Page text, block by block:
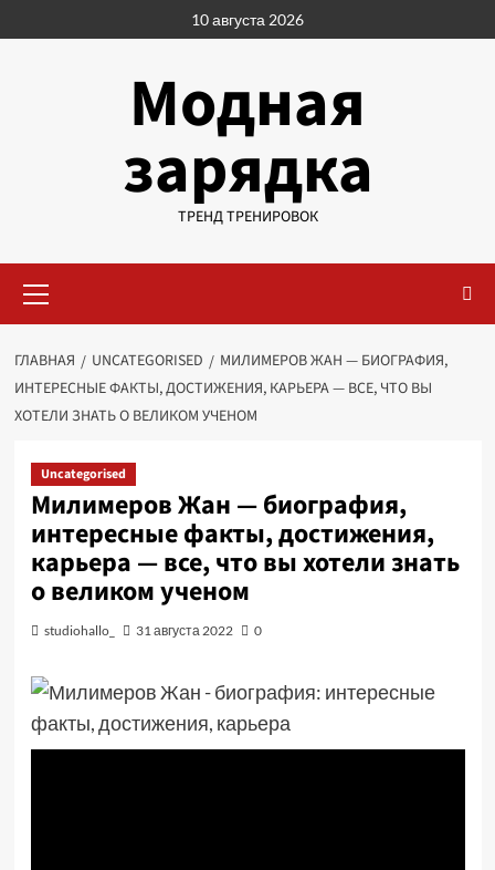
к
10 августа 2026
Модная
зарядка
ТРЕНД ТРЕНИРОВОК
меню
ГЛАВНАЯ UNCATEGORISED
МИЛИМЕРОВ ЖАН — БИОГРАФИЯ,
ИНТЕРЕСНЫЕ ФАКТЫ, ДОСТИЖЕНИЯ, КАРЬЕРА — ВСЕ, ЧТО ВЫ
ХОТЕЛИ ЗНАТЬ О ВЕЛИКОМ УЧЕНОМ
Uncategorised
Милимеров Жан — биография,
интересные факты, достижения,
карьера — все, что вы хотели знать
о великом ученом
studiohallo_ 31 августа 2022 0